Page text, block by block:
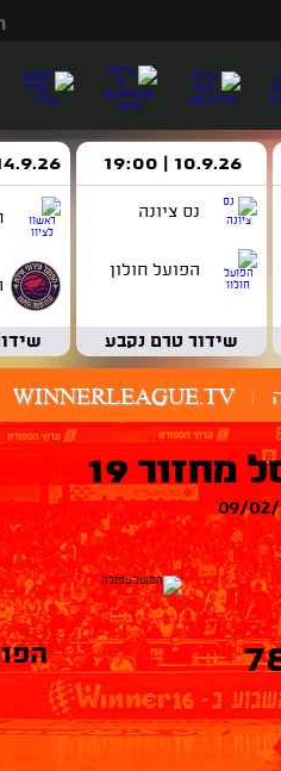
10.9.26 | 19:00
נס ציונה
הפועל חולון
שידור טרם נקבע
14.9.26 | טרם
WINNERLEAGUE.TV
מחזור 19